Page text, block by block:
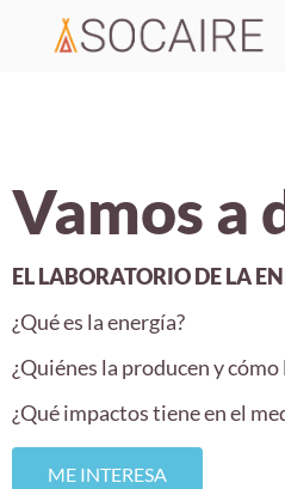
Vamos a
EL LABORATORIO DE LA
¿Qué es la energía?
¿Quiénes la producen y
¿Qué impactos tiene en el
ME INTERESA